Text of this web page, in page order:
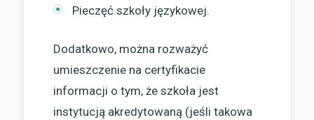
Pieczęć szkoły językowej.
Dodatkowo, można rozważyć
umieszczenie na certyfikacie
informacji o tym, że szkoła jest
instytucją akredytowaną (jeśli takowa